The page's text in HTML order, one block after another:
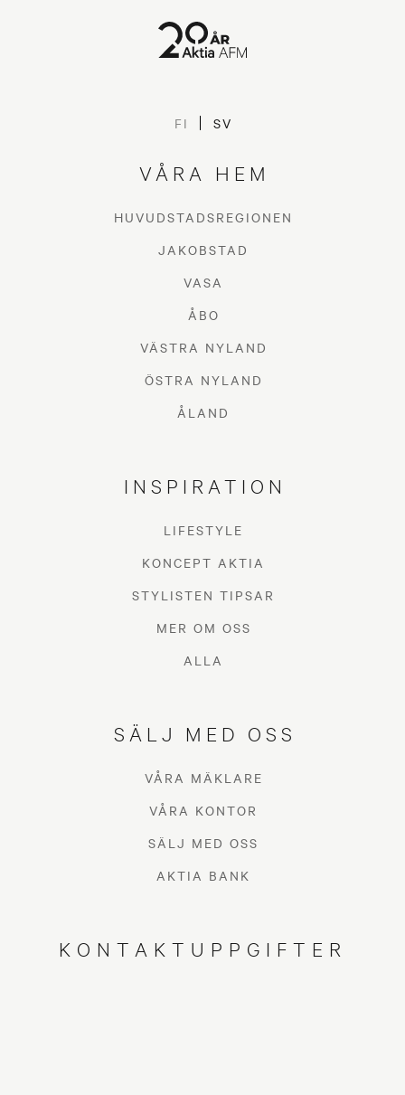
FI SV
VÅRA HEM
HUVUDSTADSREGIONEN
JAKOBSTAD
VASA
ÅBO
VÄSTRA NYLAND
ÖSTRA NYLAND
ÅLAND
INSPIRATION
LIFESTYLE
KONCEPT AKTIA
STYLISTEN TIPSAR
MER OM OSS
ALLA
SÄLJ MED OSS
VÅRA MÄKLARE
VÅRA KONTOR
SÄLJ MED OSS
AKTIA BANK
KONTAKTUPPGIFTER